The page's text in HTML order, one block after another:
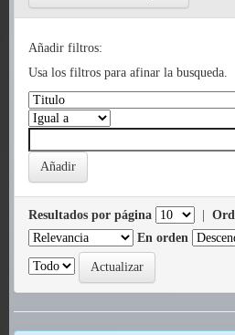
Añadir filtros:
Usa los filtros para afinar la busqueda.
Resultados por página
En orden